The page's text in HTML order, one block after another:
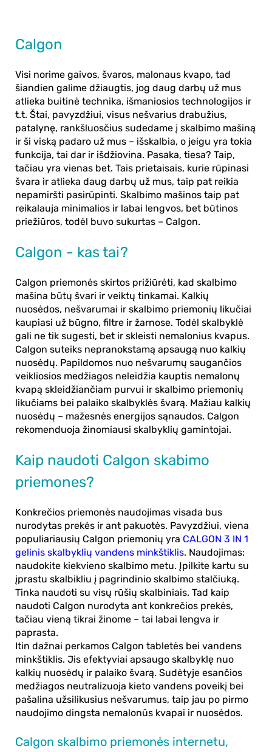
Calgon
Visi norime gaivos, švaros, malonaus kvapo, tad
šiandien galime džiaugtis, jog daug darbų už mus
atlieka buitinė technika, išmaniosios technologijos ir
t.t. Štai, pavyzdžiui, visus nešvarius drabužius,
patalynę, rankšluosčius sudedame į skalbimo mašiną
ir ši viską padaro už mus – išskalbia, o jeigu yra tokia
funkcija, tai dar ir išdžiovina. Pasaka, tiesa? Taip,
tačiau yra vienas bet. Tais prietaisais, kurie rūpinasi
švara ir atlieka daug darbų už mus, taip pat reikia
nepamiršti pasirūpinti. Skalbimo mašinos taip pat
reikalauja minimalios ir labai lengvos, bet būtinos
priežiūros, todėl buvo sukurtas – Calgon.
Calgon - kas tai?
Calgon priemonės skirtos prižiūrėti, kad skalbimo
mašina būtų švari ir veiktų tinkamai. Kalkių
nuosėdos, nešvarumai ir skalbimo priemonių likučiai
kaupiasi už būgno, filtre ir žarnose. Todėl skalbyklė
gali ne tik sugesti, bet ir skleisti nemalonius kvapus.
Calgon suteiks nepranokstamą apsaugą nuo kalkių
nuosėdų. Papildomos nuo nešvarumų saugančios
veikliosios medžiagos neleidžia kauptis nemalonų
kvapą skleidžiančiam purvui ir skalbimo priemonių
likučiams bei palaiko skalbyklės švarą. Mažiau kalkių
nuosėdų – mažesnės energijos sąnaudos. Calgon
rekomenduoja žinomiausi skalbyklių gamintojai.
Kaip naudoti Calgon skabimo
priemones?
Konkrečios priemonės naudojimas visada bus
nurodytas prekės ir ant pakuotės. Pavyzdžiui, viena
populiariausių Calgon priemonių yra CALGON 3 IN 1
gelinis skalbyklių vandens minkštiklis. Naudojimas:
naudokite kiekvieno skalbimo metu. Įpilkite kartu su
įprastu skalbikliu į pagrindinio skalbimo stalčiuką.
Tinka naudoti su visų rūšių skalbiniais. Tad kaip
naudoti Calgon nurodyta ant konkrečios prekės,
tačiau vieną tikrai žinome – tai labai lengva ir
paprasta.
Itin dažnai perkamos Calgon tabletės bei vandens
minkštiklis. Jis efektyviai apsaugo skalbyklę nuo
kalkių nuosėdų ir palaiko švarą. Sudėtyje esančios
medžiagos neutralizuoja kieto vandens poveikį bei
pašalina užsilikusius nešvarumus, taip jau po pirmo
naudojimo dingsta nemalonūs kvapai ir nuosėdos.
Calgon skalbimo priemonės internetu,